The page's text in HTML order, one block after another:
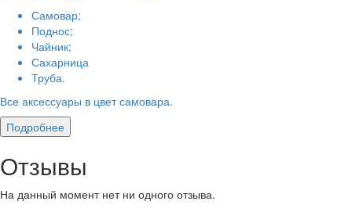
Самовар;
Поднос;
Чайник;
Сахарница
Труба.
Все аксессуары в цвет самовара.
Подробнее
Отзывы
На данный момент нет ни одного отзыва.